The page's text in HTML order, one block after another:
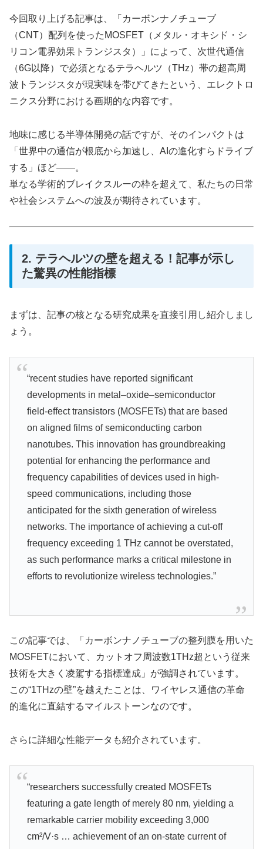
今回取り上げる記事は、「カーボンナノチューブ
（CNT）配列を使ったMOSFET（メタル・オキシド・シ
リコン電界効果トランジスタ）」によって、次世代通信
（6G以降）で必須となるテラヘルツ（THz）帯の超高周
波トランジスタが現実味を帯びてきたという、エレクトロ
ニクス分野における画期的な内容です。
地味に感じる半導体開発の話ですが、そのインパクトは
「世界中の通信が根底から加速し、AIの進化すらドライブ
する」ほど――。
単なる学術的ブレイクスルーの枠を超えて、私たちの日常
や社会システムへの波及が期待されています。
2. テラヘルツの壁を超える！記事が示し
た驚異の性能指標
まずは、記事の核となる研究成果を直接引用し紹介しまし
ょう。
“recent studies have reported significant
developments in metal–oxide–semiconductor
field-effect transistors (MOSFETs) that are based
on aligned films of semiconducting carbon
nanotubes. This innovation has groundbreaking
potential for enhancing the performance and
frequency capabilities of devices used in high-
speed communications, including those
anticipated for the sixth generation of wireless
networks. The importance of achieving a cut-off
frequency exceeding 1 THz cannot be overstated,
as such performance marks a critical milestone in
efforts to revolutionize wireless technologies.”
この記事では、「カーボンナノチューブの整列膜を用いた
MOSFETにおいて、カットオフ周波数1THz超という従来
技術を大きく凌駕する指標達成」が強調されています。
この“1THzの壁”を越えたことは、ワイヤレス通信の革命
的進化に直結するマイルストーンなのです。
さらに詳細な性能データも紹介されています。
“researchers successfully created MOSFETs
featuring a gate length of merely 80 nm, yielding a
remarkable carrier mobility exceeding 3,000
cm²/V·s … achievement of an on-state current of